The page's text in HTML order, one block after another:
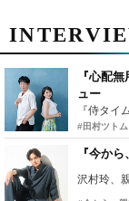
『心配
ュー
#田村ツトム
『今か
沢村玲、